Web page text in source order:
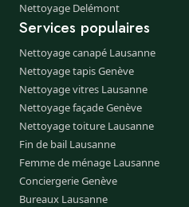
Nettoyage Delémont
Services populaires
Nettoyage canapé Lausanne
Nettoyage tapis Genève
Nettoyage vitres Lausanne
Nettoyage façade Genève
Nettoyage toiture Lausanne
Fin de bail Lausanne
Femme de ménage Lausanne
Conciergerie Genève
Bureaux Lausanne